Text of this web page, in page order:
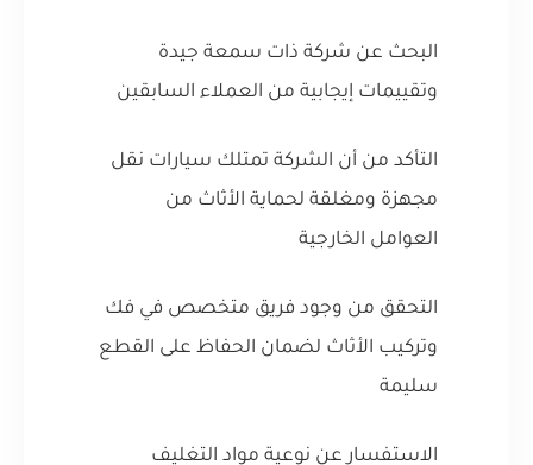
البحث عن شركة ذات سمعة جيدة
وتقييمات إيجابية من العملاء السابقين
التأكد من أن الشركة تمتلك سيارات نقل
مجهزة ومغلقة لحماية الأثاث من
العوامل الخارجية
التحقق من وجود فريق متخصص في فك
وتركيب الأثاث لضمان الحفاظ على القطع
سليمة
الاستفسار عن نوعية مواد التغليف